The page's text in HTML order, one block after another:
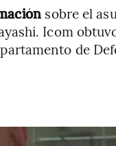
sobre el
Icom
de